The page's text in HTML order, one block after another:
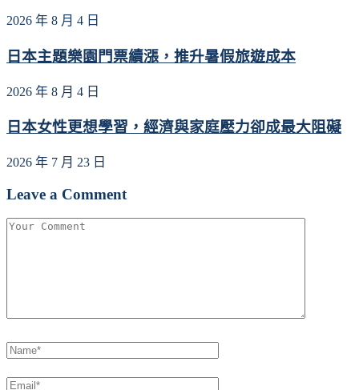
2026 年 8 月 4 日
日本主題樂園門票續漲，推升暑假旅遊成本
2026 年 8 月 4 日
日本女性更想學習，經濟與家庭壓力卻成最大阻礙
2026 年 7 月 23 日
Leave a Comment